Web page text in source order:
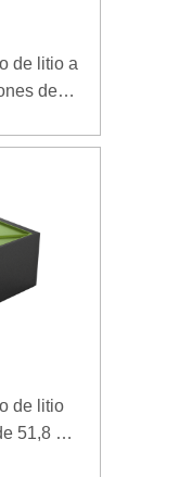
de litio a
de
de litio
51,8 V y